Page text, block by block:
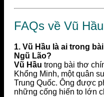
FAQs về Vũ
1. Vũ Hầu là ai trong
Ngũ Lão?
Vũ Hầu trong bài thơ
Khổng Minh, một quân
Trung Quốc. Ông được
những cống hiến to lớn